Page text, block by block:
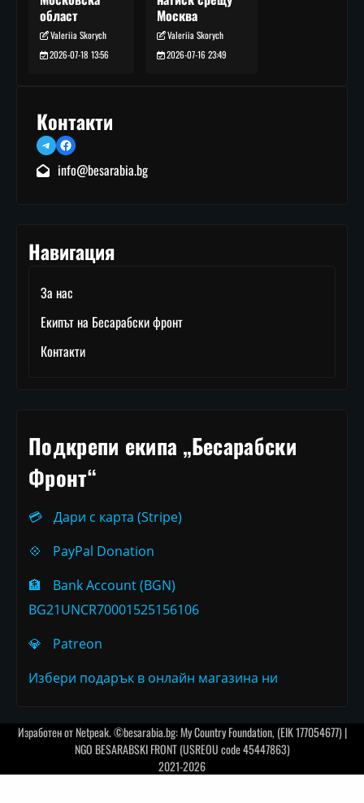
област
Valeriia Skorych
2026-07-18 13:56
Москва
Valeriia Skorych
2026-07-16 23:49
Контакти
TelegramFacebook
info@besarabia.bg
Навигация
За нас
Екипът на Бесарабски фронт
Контакти
Подкрепи екипа „Бесарабски
Фронт“
💳
Дари с карта (Stripe)
💠
PayPal Donation
🏦
Bank Account (BGN)
BG21UNCR70001525156106
💎
Patreon
Избери подарък в онлайн магазина ни
Изработен отNetpeak. ©besarabia.bg: My Country Foundation, (EIK 177054677) |
NGO BESARABSKI FRONT (USREOU code 45447863)
2021-2026